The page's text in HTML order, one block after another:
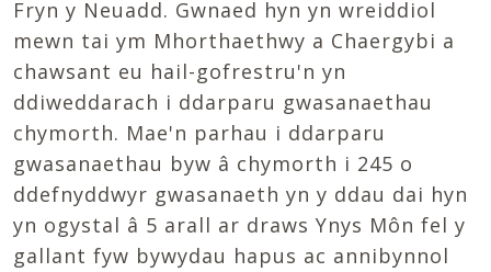
Fryn y Neuadd. Gwnaed hyn yn wreiddiol
mewn tai ym Mhorthaethwy a Chaergybi a
chawsant eu hail-gofrestru'n yn
ddiweddarach i ddarparu gwasanaethau
chymorth. Mae'n parhau i ddarparu
gwasanaethau byw â chymorth i 245 o
ddefnyddwyr gwasanaeth yn y ddau dai hyn
yn ogystal â 5 arall ar draws Ynys Môn fel y
gallant fyw bywydau hapus ac annibynnol